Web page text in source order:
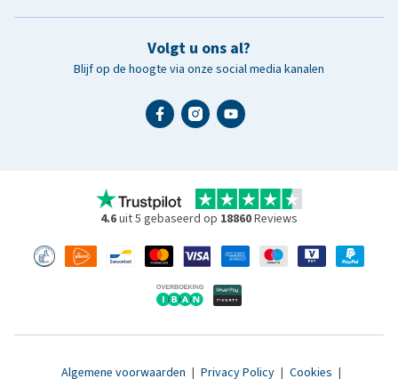
Volgt u ons al?
Blijf op de hoogte via onze social media kanalen
4.6uit 5 gebaseerd op 18860Reviews
Algemene voorwaarden | Privacy Policy | Cookies |